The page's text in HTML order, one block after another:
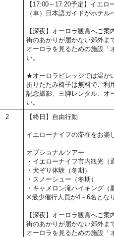
【17:00～17:20予定】イエロ
（車）日本語ガイドがホテル
【深夜】オーロラ観賞へご案
街のあかりが届かない郊外ま
オーロラを見るための施設「
い。
★オーロラビレッジでは温か
折りたたみ椅子は無料でご利
記念撮影、三脚レンタル、オ
い。
2 【終日】自由行動
イエローナイフの滞在をお楽
オプショナルツアー
・イエローナイフ市内観光（
・犬ぞり体験（冬期）
・スノーシュー（冬期）
・キャメロン滝ハイキング（
※最少催行人員が4～6名とな
【深夜】オーロラ観賞へご案
街のあかりが届かない郊外ま
オーロラを見るための施設「